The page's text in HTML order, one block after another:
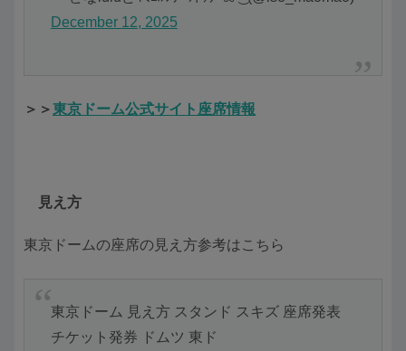
December 12, 2025
＞＞東京ドーム公式サイト座席情報
見え方
東京ドームの座席の見え方参考はこちら
東京ドーム 見え方 スタンド スキズ 座席発表
チケット発券 ドムツ 東ド